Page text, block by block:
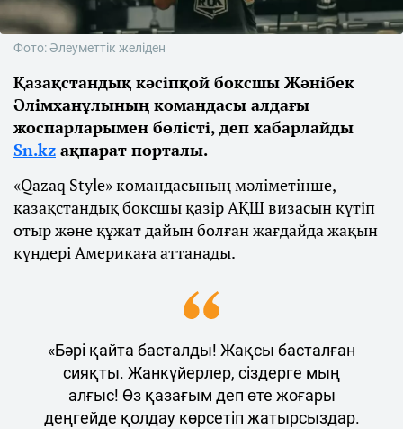
Фото: Әлеуметтік желіден
Қазақстандық кәсіпқой боксшы Жәнібек
Әлімханұлының командасы алдағы
жоспарларымен бөлісті, деп хабарлайды
Sn.kz ақпарат порталы.
«Qazaq Style» командасының мәліметінше,
қазақстандық боксшы қазір АҚШ визасын күтіп
отыр және құжат дайын болған жағдайда жақын
күндері Америкаға аттанады.
«Бәрі қайта басталды! Жақсы басталған
сияқты. Жанкүйерлер, сіздерге мың
алғыс! Өз қазағым деп өте жоғары
деңгейде қолдау көрсетіп жатырсыздар.